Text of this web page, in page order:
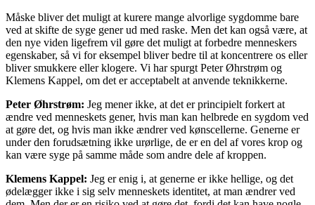
Måske bliver det muligt at kurere mange alvorlige sygdomme bare
ved at skifte de syge gener ud med raske. Men det kan også være, at
den nye viden ligefrem vil gøre det muligt at forbedre menneskers
egenskaber, så vi for eksempel bliver bedre til at koncentrere os eller
bliver smukkere eller klogere. Vi har spurgt Peter Øhrstrøm og
Klemens Kappel, om det er acceptabelt at anvende teknikkerne.
Peter Øhrstrøm: Jeg mener ikke, at det er principielt forkert at
ændre ved menneskets gener, hvis man kan helbrede en sygdom ved
at gøre det, og hvis man ikke ændrer ved kønscellerne. Generne er
under den forudsætning ikke urørlige, de er en del af vores krop og
kan være syge på samme måde som andre dele af kroppen.
Klemens Kappel: Jeg er enig i, at generne er ikke hellige, og det
ødelægger ikke i sig selv menneskets identitet, at man ændrer ved